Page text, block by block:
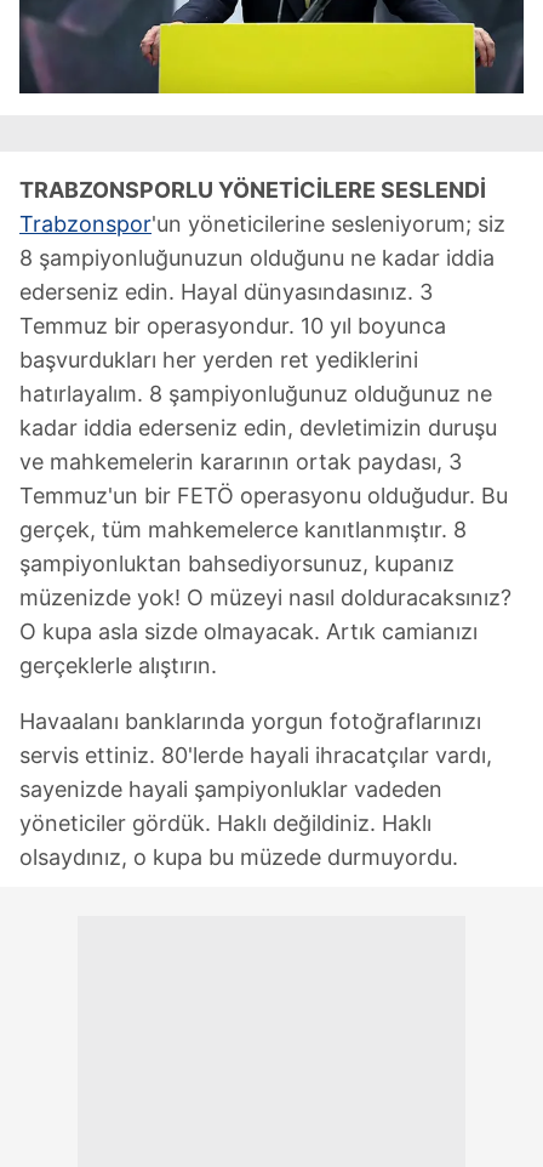
TRABZONSPORLU YÖNETİCİLERE SESLENDİ
Trabzonspor'un yöneticilerine sesleniyorum; siz
8 şampiyonluğunuzun olduğunu ne kadar iddia
ederseniz edin. Hayal dünyasındasınız. 3
Temmuz bir operasyondur. 10 yıl boyunca
başvurdukları her yerden ret yediklerini
hatırlayalım. 8 şampiyonluğunuz olduğunuz ne
kadar iddia ederseniz edin, devletimizin duruşu
ve mahkemelerin kararının ortak paydası, 3
Temmuz'un bir FETÖ operasyonu olduğudur. Bu
gerçek, tüm mahkemelerce kanıtlanmıştır. 8
şampiyonluktan bahsediyorsunuz, kupanız
müzenizde yok! O müzeyi nasıl dolduracaksınız?
O kupa asla sizde olmayacak. Artık camianızı
gerçeklerle alıştırın.
Havaalanı banklarında yorgun fotoğraflarınızı
servis ettiniz. 80'lerde hayali ihracatçılar vardı,
sayenizde hayali şampiyonluklar vadeden
yöneticiler gördük. Haklı değildiniz. Haklı
olsaydınız, o kupa bu müzede durmuyordu.